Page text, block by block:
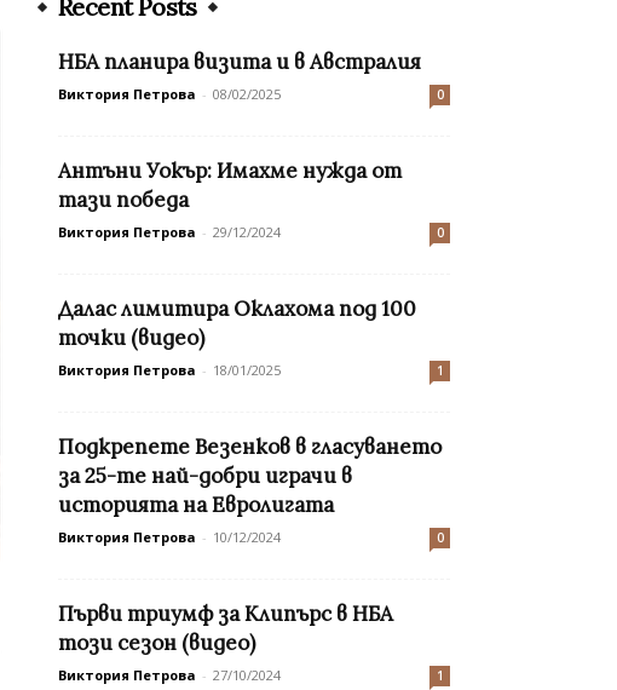
Recent Posts
НБА планира визита и в Австралия
Виктория Петрова - 08/02/2025 0
Антъни Уокър: Имахме нужда от
тази победа
Виктория Петрова - 29/12/2024 0
Далас лимитира Оклахома под 100
точки (видео)
Виктория Петрова - 18/01/2025 1
Подкрепете Везенков в гласуването
за 25-те най-добри играчи в
историята на Евролигата
Виктория Петрова - 10/12/2024 0
Първи триумф за Клипърс в НБА
този сезон (видео)
Виктория Петрова - 27/10/2024 1